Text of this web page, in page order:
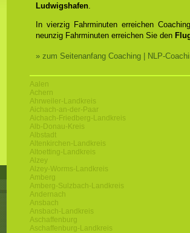
Ludwigshafen.
In vierzig Fahrminuten erreichen
neunzig Fahrminuten erreichen Sie den
» zum Seitenanfang Coaching | NLP-
Aalen
Achern
Ahrweiler-Landkreis
Aichach-an-der-Paar
Aichach-Friedberg-Landkreis
Alb-Donau-Kreis
Albstadt
Altenkirchen-Landkreis
Altoetting-Landkreis
Alzey
Alzey-Worms-Landkreis
Amberg
Amberg-Sulzbach-Landkreis
Andernach
Ansbach
Ansbach-Landkreis
Aschaffenburg
Aschaffenburg-Landkreis